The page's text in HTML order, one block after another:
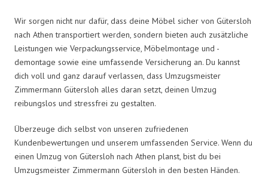
Wir sorgen nicht nur dafür, dass deine Möbel sicher von Gütersloh
nach Athen transportiert werden, sondern bieten auch zusätzliche
Leistungen wie Verpackungsservice, Möbelmontage und -
demontage sowie eine umfassende Versicherung an. Du kannst
dich voll und ganz darauf verlassen, dass Umzugsmeister
Zimmermann Gütersloh alles daran setzt, deinen Umzug
reibungslos und stressfrei zu gestalten.
Überzeuge dich selbst von unseren zufriedenen
Kundenbewertungen und unserem umfassenden Service. Wenn du
einen Umzug von Gütersloh nach Athen planst, bist du bei
Umzugsmeister Zimmermann Gütersloh in den besten Händen.